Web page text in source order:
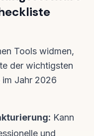
Tools widmen,
der wichtigsten
im Jahr 2026
Kann
und